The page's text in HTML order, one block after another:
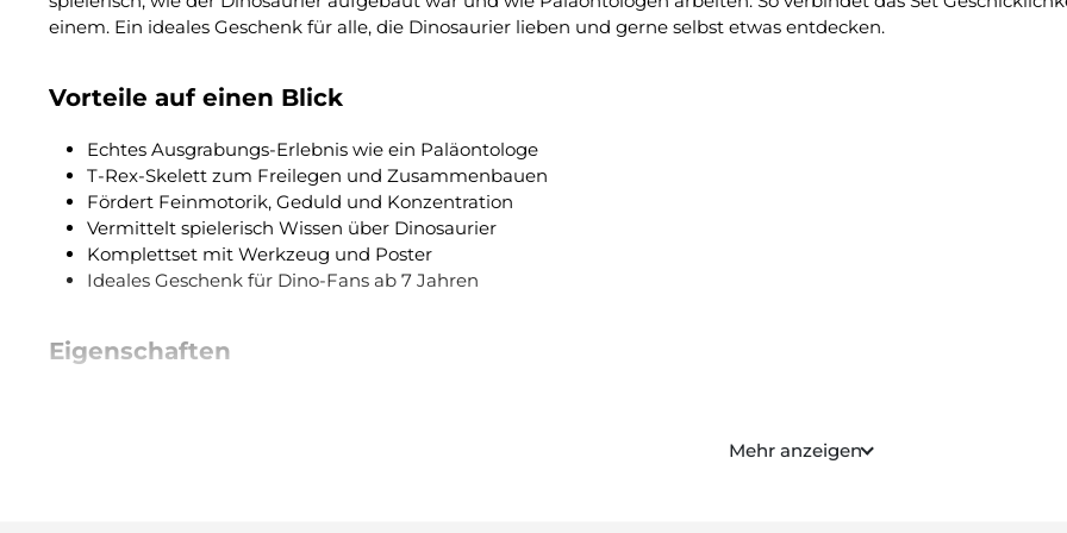
einem. Ein ideales Geschenk für alle, die Dinosaurier lieben und gerne selbst etwas entdecken.
Vorteile auf einen Blick
Echtes Ausgrabungs-Erlebnis wie ein Paläontologe
T-Rex-Skelett zum Freilegen und Zusammenbauen
Fördert Feinmotorik, Geduld und Konzentration
Vermittelt spielerisch Wissen über Dinosaurier
Komplettset mit Werkzeug und Poster
Ideales Geschenk für Dino-Fans ab 7 Jahren
Eigenschaften
Mehr anzeigen